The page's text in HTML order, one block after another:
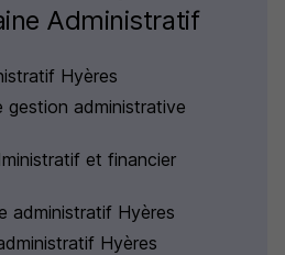
Administratif
Hyères
gestion administrative
et financier
administratif Hyères
Hyères